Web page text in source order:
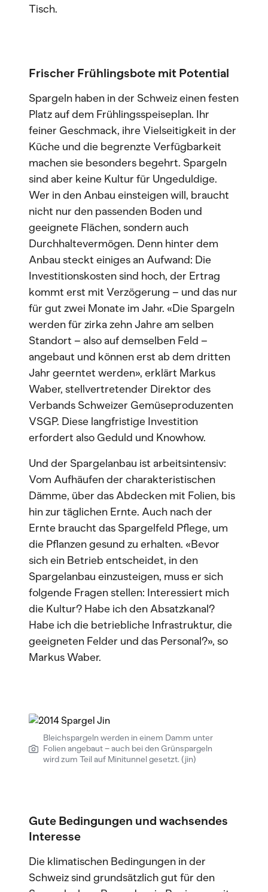
Tisch.
Frischer Frühlingsbote mit Potential
Spargeln haben in der Schweiz einen festen
Platz auf dem Frühlingsspeiseplan. Ihr
feiner Geschmack, ihre Vielseitigkeit in der
Küche und die begrenzte Verfügbarkeit
machen sie besonders begehrt. Spargeln
sind aber keine Kultur für Ungeduldige.
Wer in den Anbau einsteigen will, braucht
nicht nur den passenden Boden und
geeignete Flächen, sondern auch
Durchhaltevermögen. Denn hinter dem
Anbau steckt einiges an Aufwand: Die
Investitionskosten sind hoch, der Ertrag
kommt erst mit Verzögerung – und das nur
für gut zwei Monate im Jahr. «Die Spargeln
werden für zirka zehn Jahre am selben
Standort – also auf demselben Feld –
angebaut und können erst ab dem dritten
Jahr geerntet werden», erklärt Markus
Waber, stellvertretender Direktor des
Verbands Schweizer Gemüseproduzenten
VSGP. Diese langfristige Investition
erfordert also Geduld und Knowhow.
Und der Spargelanbau ist arbeitsintensiv:
Vom Aufhäufen der charakteristischen
Dämme, über das Abdecken mit Folien, bis
hin zur täglichen Ernte. Auch nach der
Ernte braucht das Spargelfeld Pflege, um
die Pflanzen gesund zu erhalten. «Bevor
sich ein Betrieb entscheidet, in den
Spargelanbau einzusteigen, muss er sich
folgende Fragen stellen: Interessiert mich
die Kultur? Habe ich den Absatzkanal?
Habe ich die betriebliche Infrastruktur, die
geeigneten Felder und das Personal?», so
Markus Waber.
Bleichspargeln werden in einem Damm unter
Folien angebaut – auch bei den Grünspargeln
wird zum Teil auf Minitunnel gesetzt. (jin)
Gute Bedingungen und wachsendes
Interesse
Die klimatischen Bedingungen in der
Schweiz sind grundsätzlich gut für den